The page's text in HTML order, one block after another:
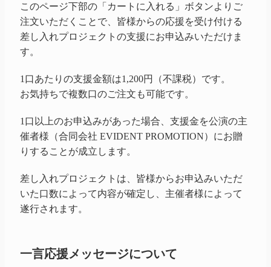
このページ下部の「カートに入れる」ボタンよりご
注文いただくことで、皆様からの応援を受け付ける
差し入れプロジェクトの支援にお申込みいただけま
す。
1口あたりの支援金額は1,200円（不課税）です。
お気持ちで複数口のご注文も可能です。
1口以上のお申込みがあった場合、支援金を公演の主
催者様（合同会社 EVIDENT PROMOTION）にお贈
りすることが成立します。
差し入れプロジェクトは、皆様からお申込みいただ
いた口数によって内容が確定し、主催者様によって
遂行されます。
一言応援メッセージについて